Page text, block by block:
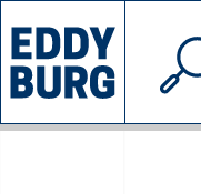
INIZIATIVE
©